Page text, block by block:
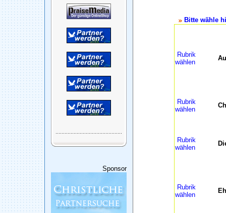
Sponsor
Bitte wähle
Rubrik
wählen
Rubrik
wählen
Rubrik
wählen
Rubrik
wählen